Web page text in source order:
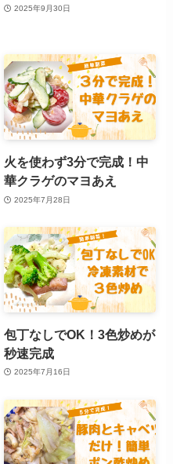
2025年9月30日
火を使わず3分で完成！中
華クラゲのマヨあえ
2025年7月28日
包丁なしでOK！3色炒めが
秒速完成
2025年7月16日